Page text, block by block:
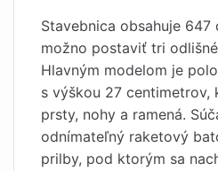
Stavebnica obsahuje
možno postaviť tri
Hlavným modelom je
s výškou 27
prsty, nohy a ramená.
odnímateľný raketový
prilby, pod ktorým sa